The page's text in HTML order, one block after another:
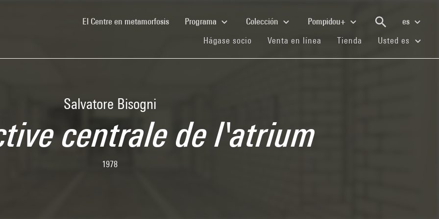
El Centre en metamorfosis(current)Programa Colección Pompidou+
es
Hágase socio (current)
Venta en línea (current)
Tienda (current)
Usted es
Salvatore Bisogni
centrale de l'atrium
1978